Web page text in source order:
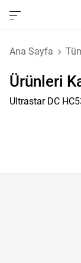
Ana Sayfa
Ürünleri
Ultrastar DC